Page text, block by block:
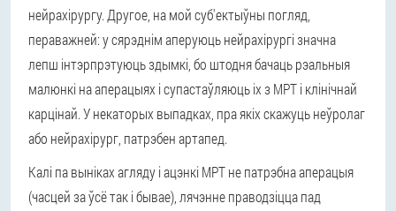
нейрахірургу. Другое, на мой суб'ектыўны погляд,
пераважней: у сярэднім аперуюць нейрахірургі значна
лепш інтэрпрэтуюць здымкі, бо штодня бачаць рэальныя
малюнкі на аперацыях і супастаўляюць іх з МРТ і клінічнай
карцінай. У некаторых выпадках, пра якіх скажуць неўролаг
або нейрахірург, патрэбен артапед.
Калі па выніках агляду і ацэнкі МРТ не патрэбна аперацыя
(часцей за ўсё так і бывае), лячэнне праводзіцца пад